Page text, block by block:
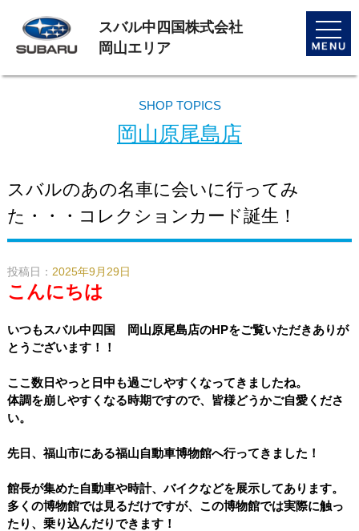
toggle
スバル中四国株式会社
岡山エリア
SHOP TOPICS
岡山原尾島店
スバルのあの名車に会いに行ってみ
た・・・コレクションカード誕生！
投稿日： 2025年9月29日
こんにちは
いつもスバル中四国 岡山原尾島店のHPをご覧いただきありが
とうございます！！
ここ数日やっと日中も過ごしやすくなってきましたね。
体調を崩しやすくなる時期ですので、皆様どうかご自愛くださ
い。
先日、福山市にある福山自動車博物館へ行ってきました！
館長が集めた自動車や時計、バイクなどを展示してあります。
多くの博物館では見るだけですが、この博物館では実際に触っ
たり、乗り込んだりできます！